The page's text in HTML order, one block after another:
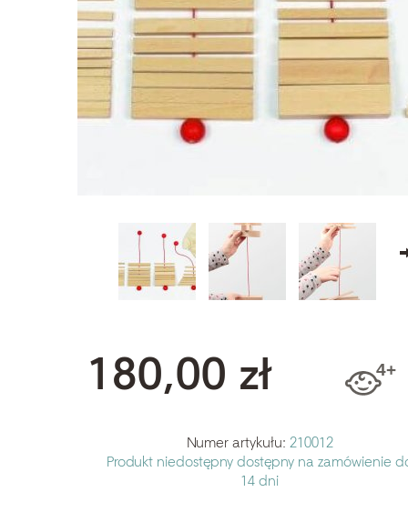
180,00 zł
Numer artykułu: 210012
Produkt niedostępny dostępny na zamówienie
14 dni